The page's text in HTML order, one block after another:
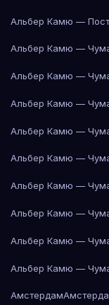
Альбер Камю —
Альбер Камю —
Альбер Камю —
Альбер Камю —
Альбер Камю —
Альбер Камю —
Альбер Камю —
Альбер Камю —
Альбер Камю —
Альбер Камю —
Амстердам